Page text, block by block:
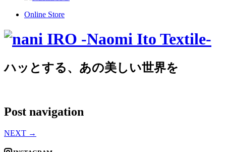
Online Store
ハッとする、あの美しい世界を
Post navigation
NEXT →